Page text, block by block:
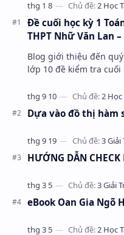
Đề cuối học kỳ 1
THPT Nhữ Văn Lan
Blog giới thiệu đến
lớp 10 đề kiểm tra cuối
Dựa vào đồ thị hàm
HƯỚNG DẪN
eBook Oan Gia Ngõ